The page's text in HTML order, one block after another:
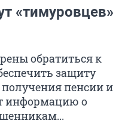
«тимуровцев»
обратиться к
защиту
пенсии и
информацию о